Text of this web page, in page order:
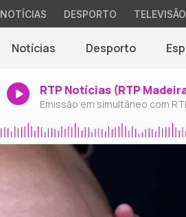
NOTÍCIAS DESPORTO TELEVISÃO
Notícias Desporto
RTP Notícias (RTP
Emissão em simultâneo com